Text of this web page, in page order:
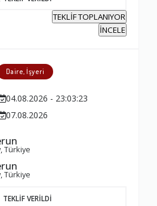
TEKLİF TOPLANIYOR
İNCELE
Daire, İşyeri
04.08.2026 - 23:03:23
07.08.2026
Türkiye
Türkiye
TEKLİF VERİLDİ